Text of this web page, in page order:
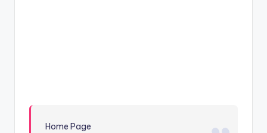
Home Page